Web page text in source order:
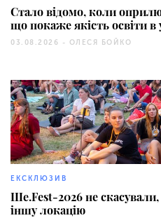
Стало відомо, коли
що покаже якість освіти в
03.08.2026 - ОЛЕСЯ БОЙКО
ЕКСКЛЮЗИВ
Ше.Fest-2026 не
іншу локацію